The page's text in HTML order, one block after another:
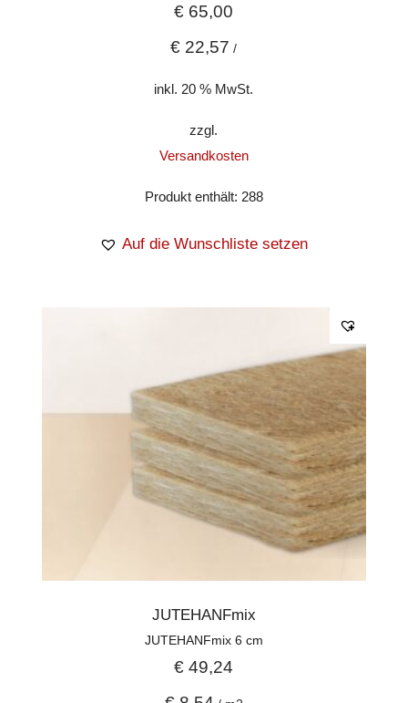
€ 65,00
€ 22,57 /
inkl. 20 % MwSt.
zzgl.
Versandkosten
Produkt enthält: 288
Auf die Wunschliste setzen
JUTEHANFmix
JUTEHANFmix 6 cm
€ 49,24